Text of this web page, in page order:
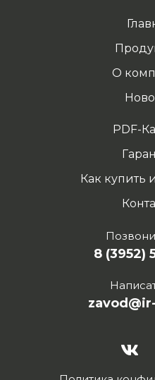
О
PDF-
Как купить
8 (3952)